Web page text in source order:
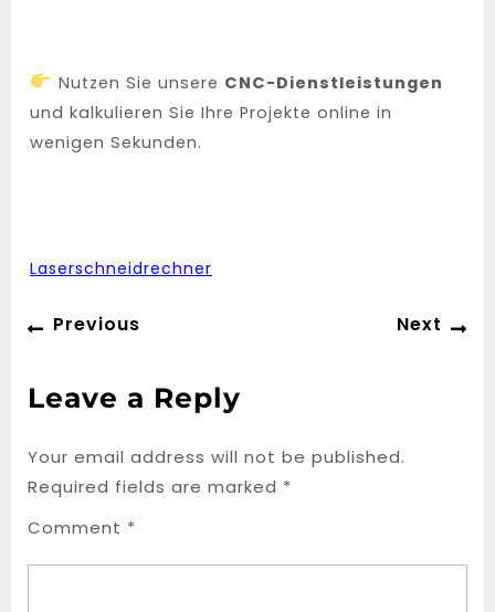
Nutzen Sie unsere CNC-Dienstleistungen
und kalkulieren Sie Ihre Projekte online in
wenigen Sekunden.
Laserschneidrechner
Post
navigation
Previous Next
Leave a Reply
Your email address will not be published.
Required fields are marked *
Comment *